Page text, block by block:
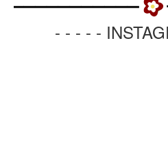
- - - - -